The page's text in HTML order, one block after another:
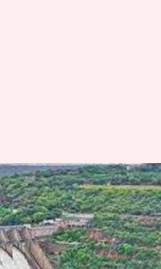
జలాశయానికి
ప్రవాహం
12:05 pm